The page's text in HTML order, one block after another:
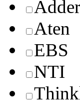
Adder
Aten
EBS
NTI